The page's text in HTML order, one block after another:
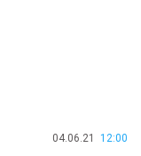
04.06.21 12:00